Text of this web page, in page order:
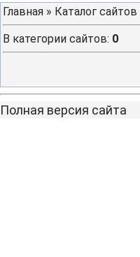
Главная » Каталог сайтов
В категории сайтов: 0
Полная версия сайта